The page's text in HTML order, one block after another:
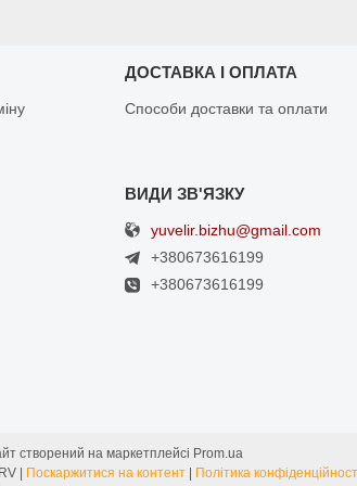
ДОСТАВКА І ОПЛАТА
Способи доставки та оплати
yuvelir.bizhu@gmail.com
+380673616199
+380673616199
створений на маркетплейсі Prom.ua
Поскаржитися на контент Політика